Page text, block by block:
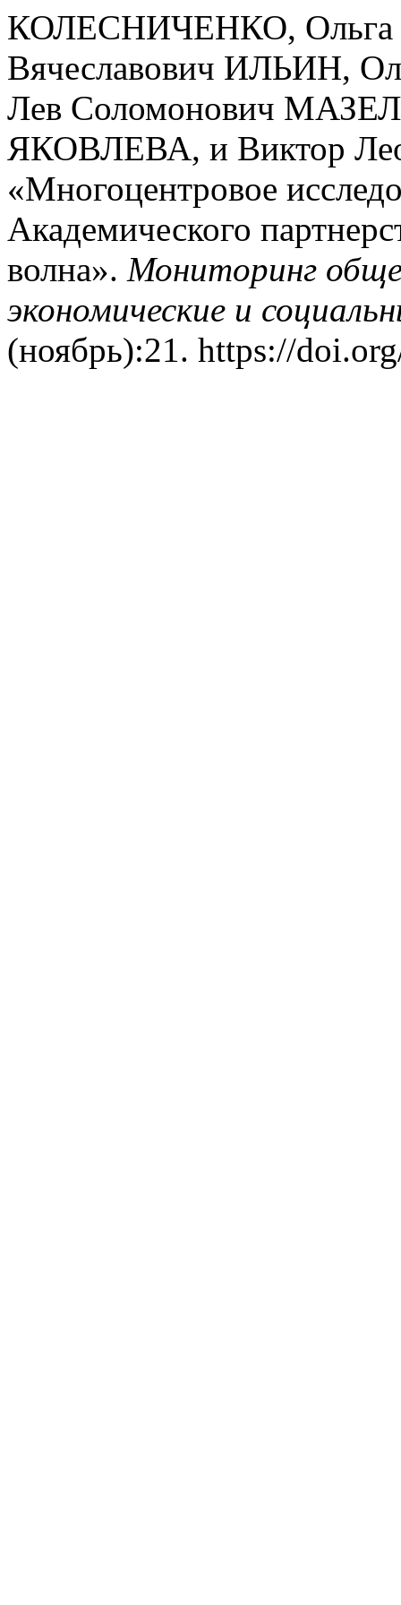
КОЛЕСНИЧЕНКО, Ольга
Вячеславович ИЛЬИН,
Лев Соломонович
ЯКОВЛЕВА, и Виктор
«Многоцентровое
Академического
волна». Мониторинг
экономические и
(ноябрь):21. https://